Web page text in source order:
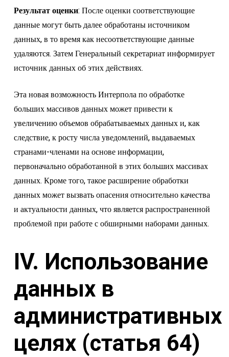
Результат оценки: После оценки соответствующие
данные могут быть далее обработаны источником
данных, в то время как несоответствующие данные
удаляются. Затем Генеральный секретариат информирует
источник данных об этих действиях.
Эта новая возможность Интерпола по обработке
больших массивов данных может привести к
увеличению объемов обрабатываемых данных и, как
следствие, к росту числа уведомлений, выдаваемых
странами-членами на основе информации,
первоначально обработанной в этих больших массивах
данных. Кроме того, такое расширение обработки
данных может вызвать опасения относительно качества
и актуальности данных, что является распространенной
проблемой при работе с обширными наборами данных.
IV. Использование
данных в
административных
целях (статья 64)